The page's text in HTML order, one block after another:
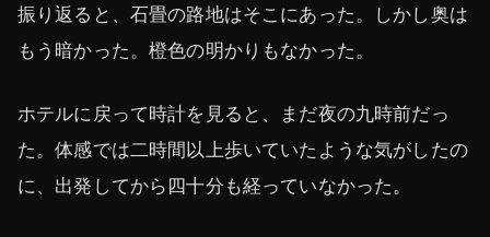
振り返ると、石畳の路地はそこにあった。しかし奥は
もう暗かった。橙色の明かりもなかった。
ホテルに戻って時計を見ると、まだ夜の九時前だっ
た。体感では二時間以上歩いていたような気がしたの
に、出発してから四十分も経っていなかった。